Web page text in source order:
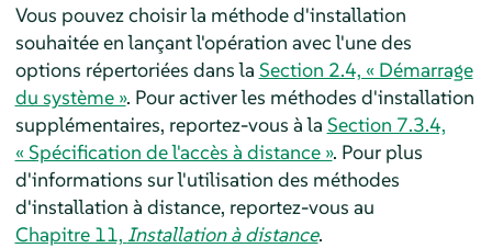
Vous pouvez choisir la méthode d'installation
souhaitée en lançant l'opération avec l'une des
options répertoriées dans la Section 2.4, « Démarrage
du système ». Pour activer les méthodes d'installation
supplémentaires, reportez-vous à la Section 7.3.4,
« Spécification de l'accès à distance ». Pour plus
d'informations sur l'utilisation des méthodes
d'installation à distance, reportez-vous au
Chapitre 11, Installation à distance.